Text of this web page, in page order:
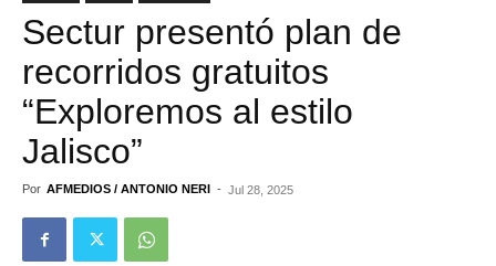
Sectur presentó plan de
recorridos gratuitos
“Exploremos al estilo
Jalisco”
Por AFMEDIOS / ANTONIO NERI - Jul 28, 2025